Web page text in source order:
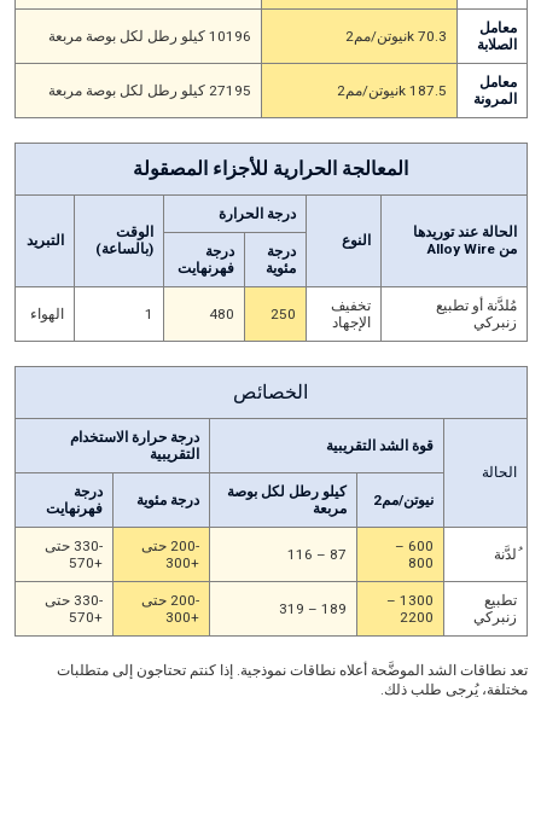
معامل
الصلابة
70.3 kنيوتن/مم2 10196 كيلو رطل لكل بوصة مربعة
معامل
المرونة
187.5 kنيوتن/مم2 27195 كيلو رطل لكل بوصة مربعة
المعالجة الحرارية للأجزاء المصقولة
الحالة عند توريدها
من Alloy Wire
النوع
درجة الحرارة
الوقت
(بالساعة)
التبريد
درجة
مئوية
درجة
فهرنهايت
مُلدَّنة أو تطبيع
زنبركي
تخفيف
الإجهاد
250
480
1 الهواء
الخصائص
الحالة
قوة الشد التقريبية
درجة حرارة الاستخدام
التقريبية
نيوتن/مم2
كيلو رطل لكل بوصة
مربعة
درجة مئوية
درجة
فهرنهايت
ُلدَّنة
600 –
800
87 – 116
-200 حتى
+300
-330 حتى
+570
تطبيع
زنبركي
1300 –
2200
189 – 319
-200 حتى
+300
-330 حتى
+570
تعد نطاقات الشد الموضَّحة أعلاه نطاقات نموذجية. إذا كنتم تحتاجون إلى متطلبات
مختلفة، يُرجى طلب ذلك.